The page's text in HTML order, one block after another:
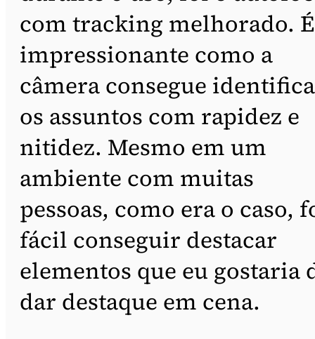
com tracking melhorado. É
impressionante como a
câmera consegue
os assuntos com rapidez e
nitidez. Mesmo em um
ambiente com muitas
pessoas, como era o caso,
fácil conseguir destacar
elementos que eu gostaria
dar destaque em cena.